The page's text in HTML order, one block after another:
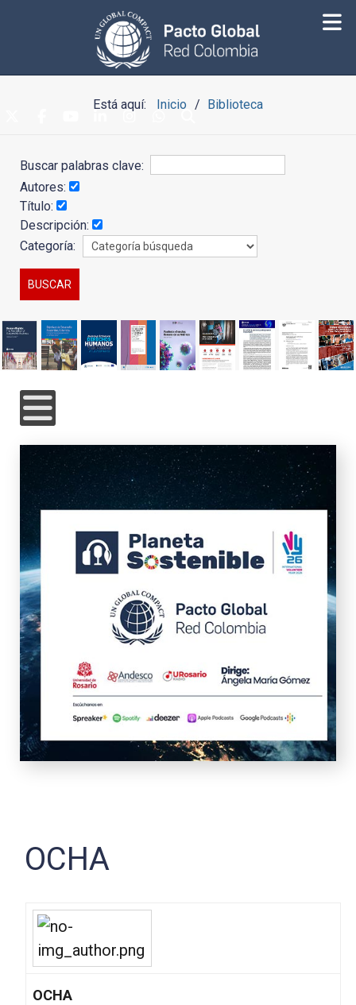
Está aquí: Inicio Biblioteca
Buscar palabras clave:
Autores:
Título:
Descripción:
Categoría:
OCHA
OCHA